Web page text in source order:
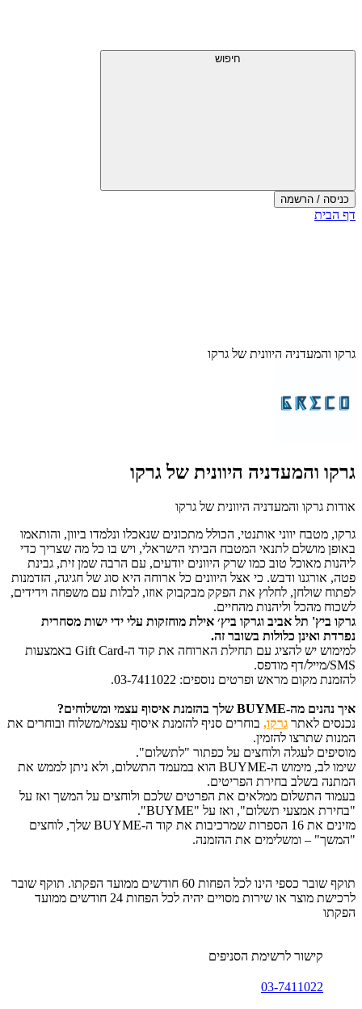
עליון
חיפוש
כניסה / הרשמה
סוף
דף הבית
גרקו והמעדניה היוונית של גרקו
גרקו והמעדניה היוונית של גרקו
אודות גרקו והמעדניה היוונית של גרקו
גרקו, מטבח יווני אותנטי, הכולל מתכונים שנאכלו ונלמדו ביוון, והותאמו
באופן מושלם לתנאי המטבח הביתי הישראלי, ויש בו כל מה שצריך כדי
ליהנות מאוכל טוב כמו שרק היוונים יודעים, עם הרבה שמן זית, גבינת
פטה, אורגנו ודבש. כי אצל היוונים כל ארוחה היא סוג של חגיגה, הזדמנות
לפתוח שולחן, לחלוץ את הפקק מבקבוק אוזו, לבלות עם משפחה וידידים,
לשכוח מהכל וליהנות מהחיים.
גרקו ביץ' תל אביב וגרקו ביץ׳ אילת מוחזקות עלי ידי ישות מסחרית
נפרדת ואינן כלולות בשובר זה.
למימוש יש להציג עם תחילת הארוחה את קוד ה-Gift Card באמצעות
SMS/מייל/דף מודפס.
להזמנת מקום מראש ופרטים נוספים: 03-7411022.
איך נהנים מה-BUYME שלך בהזמנת איסוף עצמי ומשלוחים?
נכנסים לאתר גרקו, בוחרים סניף להזמנת איסוף עצמי/משלוח ובוחרים את
המנות שתרצו להזמין.
מוסיפים לעגלה ולוחצים על כפתור "לתשלום".
שימו לב, מימוש ה-BUYME הוא במעמד התשלום, ולא ניתן לממש את
המתנה בשלב בחירת הפריטים.
בעמוד התשלום ממלאים את הפרטים שלכם ולוחצים על המשך ואז על
"בחירת אמצעי תשלום", ואז על "BUYME".
מזינים את 16 הספרות שמרכיבות את קוד ה-BUYME שלך, לוחצים
"המשך" – ומשלימים את ההזמנה.
תוקף שובר כספי הינו לכל הפחות 60 חודשים ממועד הפקתו. תוקף שובר
לרכישת מוצר או שירות מסויים יהיה לכל הפחות 24 חודשים ממועד
הפקתו
קישור לרשימת הסניפים
03-7411022